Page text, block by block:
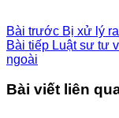
Bài trước Bị xử lý
Bài tiếp Luật sư tư
ngoài
Bài viết liên